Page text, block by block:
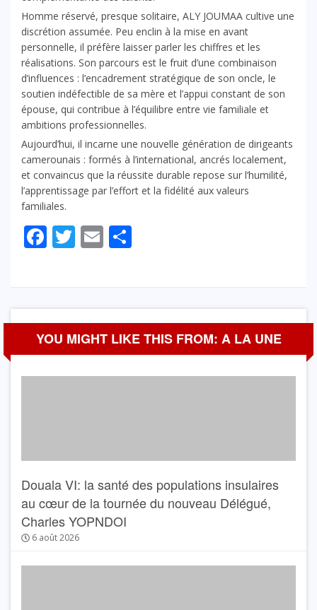
Homme réservé, presque solitaire, ALY JOUMAA cultive une
discrétion assumée. Peu enclin à la mise en avant
personnelle, il préfère laisser parler les chiffres et les
réalisations. Son parcours est le fruit d’une combinaison
d’influences : l’encadrement stratégique de son oncle, le
soutien indéfectible de sa mère et l’appui constant de son
épouse, qui contribue à l’équilibre entre vie familiale et
ambitions professionnelles.
Aujourd’hui, il incarne une nouvelle génération de dirigeants
camerounais : formés à l’international, ancrés localement,
et convaincus que la réussite durable repose sur l’humilité,
l’apprentissage par l’effort et la fidélité aux valeurs
familiales.
Facebook
Twitter
Email
YOU MIGHT LIKE THIS FROM: A LA UNE
Douala VI: la santé des populations insulaires
au cœur de la tournée du nouveau Délégué,
Charles YOPNDOI
6 août 2026